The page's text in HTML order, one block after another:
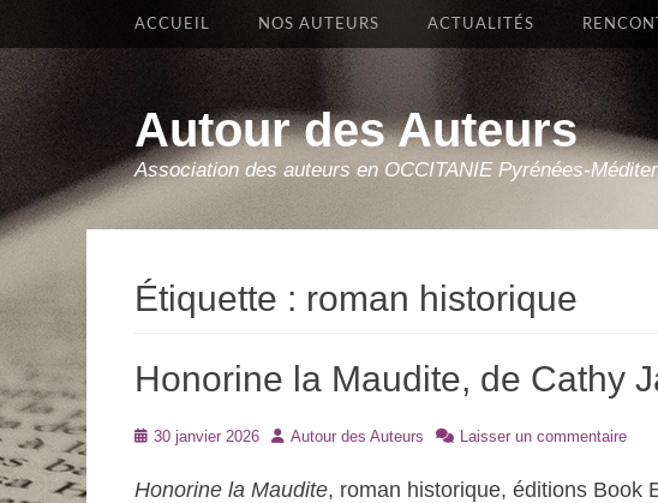
Autour des Auteurs
Association des auteurs en OCCITANIE Pyrénées-
Premier Menu
Aller
ACCUEIL NOS AUTEURS ACTUALITÉS
Étiquette : roman historique
Honorine la Maudite, de Cathy
Posté30 janvier 2026 Auteur
Autour des Auteurs Laisser un commentaire
Honorine la Maudite, roman historique, éditions Book